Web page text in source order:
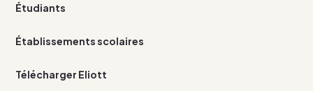
Étudiants
Établissements scolaires
Télécharger Eliott